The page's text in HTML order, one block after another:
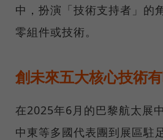
中，扮演「技術支持者」的
零組件或技術。
創未來五大核心技術
在2025年6月的巴黎航太展
中東等多國代表團到展區駐